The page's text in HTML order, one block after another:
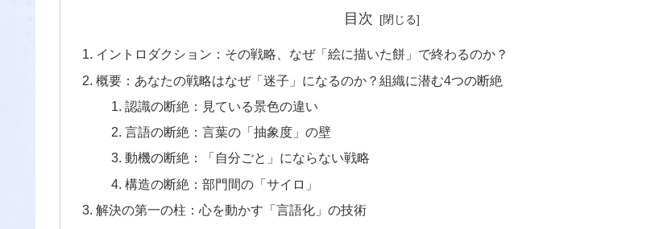
目次
イントロダクション：その戦略、なぜ「絵に描いた餅」で終わるのか？
概要：あなたの戦略はなぜ「迷子」になるのか？組織に潜む4つの断絶
認識の断絶：見ている景色の違い
言語の断絶：言葉の「抽象度」の壁
動機の断絶：「自分ごと」にならない戦略
構造の断絶：部門間の「サイロ」
解決の第一の柱：心を動かす「言語化」の技術